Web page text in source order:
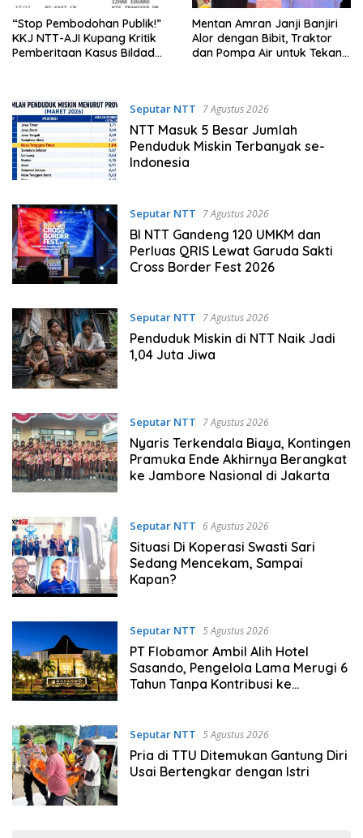
“Stop Pembodohan Publik!”
KKJ NTT-AJI Kupang Kritik
Pemberitaan Kasus Bildad
Mentan Amran Janji Banjiri
Alor dengan Bibit, Traktor
dan Pompa Air untuk Tekan
Seputar NTT 7 Agustus 2026
NTT Masuk 5 Besar Jumlah
Penduduk Miskin Terbanyak se-
Indonesia
Seputar NTT 7 Agustus 2026
BI NTT Gandeng 120 UMKM dan
Perluas QRIS Lewat Garuda Sakti
Cross Border Fest 2026
Seputar NTT 7 Agustus 2026
Penduduk Miskin di NTT Naik Jadi
1,04 Juta Jiwa
Seputar NTT 7 Agustus 2026
Nyaris Terkendala Biaya, Kontingen
Pramuka Ende Akhirnya Berangkat
ke Jambore Nasional di Jakarta
Seputar NTT 6 Agustus 2026
Situasi Di Koperasi Swasti Sari
Sedang Mencekam, Sampai
Kapan?
Seputar NTT 5 Agustus 2026
PT Flobamor Ambil Alih Hotel
Sasando, Pengelola Lama Merugi 6
Tahun Tanpa Kontribusi ke
Seputar NTT 5 Agustus 2026
Pria di TTU Ditemukan Gantung Diri
Usai Bertengkar dengan Istri